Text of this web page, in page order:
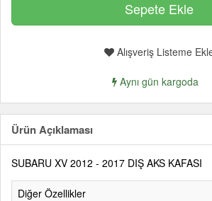
Alışveriş Listeme
Aynı gün kargoda
Ürün Açıklaması
SUBARU XV 2012 - 2017 DIŞ AKS KAFASI
Diğer Özellikler